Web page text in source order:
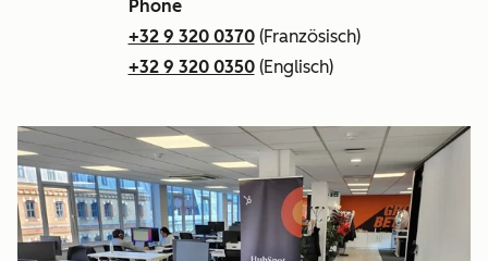
Phone
+32 9 320 0370(Französisch)
+32 9 320 0350(Englisch)